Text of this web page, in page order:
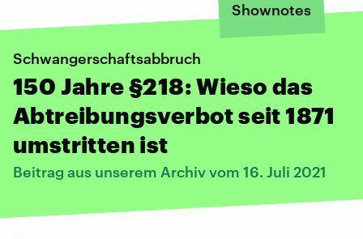
Shownotes
Schwangerschaftsabbruch
150 Jahre §218: Wieso das
Abtreibungsverbot seit 1871
umstritten ist
Beitrag aus unserem Archiv vom 16. Juli 2021